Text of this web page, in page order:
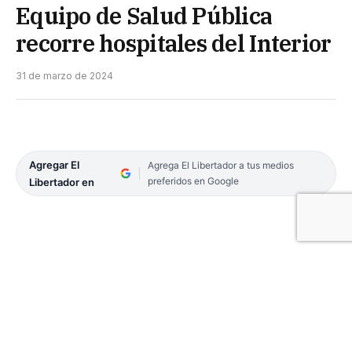
Equipo de Salud Pública
recorre hospitales del Interior
31 de marzo de 2024
Agregar El
Libertador en
Agrega El Libertador a tus medios
preferidos en Google